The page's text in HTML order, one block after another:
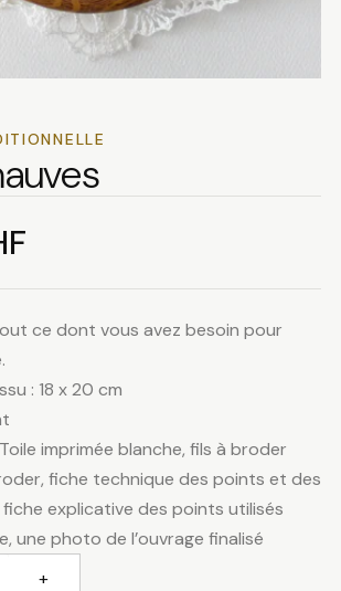
ce dont vous avez besoin pour
: 18 x 20 cm
imprimée blanche, fils à broder
fiche technique des points et des
explicative des points utilisés
une photo de l’ouvrage finalisé
+